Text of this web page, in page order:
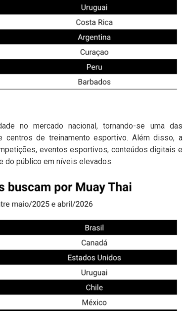
no mercado nacional, tornando-se uma das
de treinamento esportivo. Além disso, a
eventos esportivos, conteúdos digitais e
do público em níveis elevados.